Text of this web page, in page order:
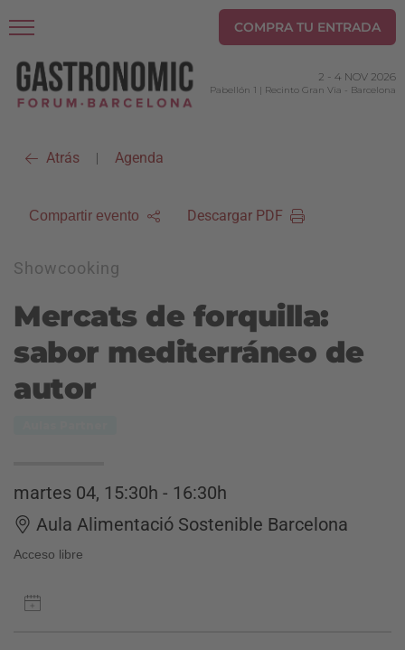
COMPRA TU ENTRADA
2 - 4 NOV 2026
Pabellón 1 | Recinto Gran Via - Barcelona
Atrás | Agenda
Compartir evento Descargar PDF
Showcooking
Mercats de forquilla:
sabor mediterráneo de
autor
martes 04, 15:30h - 16:30h
Aula Alimentació Sostenible Barcelona
Acceso libre